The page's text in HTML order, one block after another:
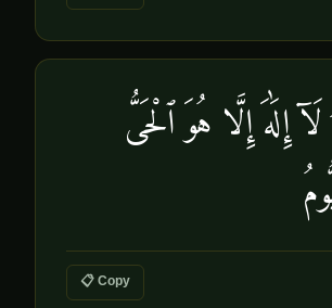
لَآ إِلَٰهَ إِلَّا هُوَ ٱلْحَىُّ
📋 Copy